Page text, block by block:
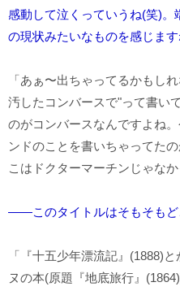
感動して泣くっていうね(笑)。
の現状みたいなものを感じます
「あぁ〜出ちゃってるかもし
汚したコンバースで"って書い
のがコンバースなんですよね
ンドのことを書いちゃってた
こはドクターマーチンじゃなか
――このタイトルはそもそもど
「『十五少年漂流記』(1888)
ヌの本(原題『地底旅行』